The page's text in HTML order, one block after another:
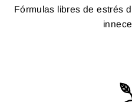
Fórmulas libres de estrés